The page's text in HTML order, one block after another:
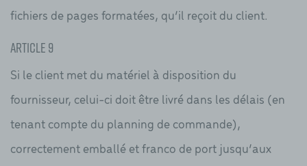
fichiers de pages formatées, qu’il reçoit du client.
Article 9
Si le client met du matériel à disposition du
fournisseur, celui-ci doit être livré dans les délais (en
tenant compte du planning de commande),
correctement emballé et franco de port jusqu’aux